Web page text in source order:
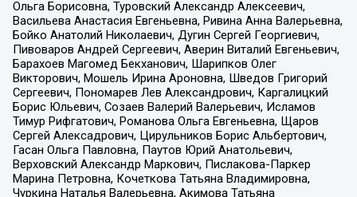
Ольга Борисовна, Туровский Александр Алексеевич,
Васильева Анастасия Евгеньевна, Ривина Анна Валерьевна,
Бойко Анатолий Николаевич, Дугин Сергей Георгиевич,
Пивоваров Андрей Сергеевич, Аверин Виталий Евгеньевич,
Барахоев Магомед Бекханович, Шарипков Олег
Викторович, Мошель Ирина Ароновна, Шведов Григорий
Сергеевич, Пономарев Лев Александрович, Каргалицкий
Борис Юльевич, Созаев Валерий Валерьевич, Исламов
Тимур Рифгатович, Романова Ольга Евгеньевна, Щаров
Сергей Алексадрович, Цирульников Борис Альбертович,
Гасан Ольга Павловна, Паутов Юрий Анатольевич,
Верховский Александр Маркович, Пислакова-Паркер
Марина Петровна, Кочеткова Татьяна Владимировна,
Чуркина Наталья Валерьевна, Акимова Татьяна